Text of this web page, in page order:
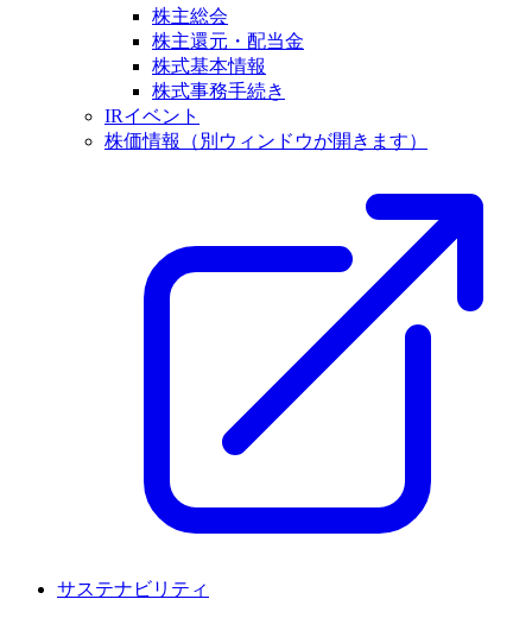
株主総会
株主還元・配当金
株式基本情報
株式事務手続き
IRイベント
株価情報
（別ウィンドウが開きます）
サステナビリティ